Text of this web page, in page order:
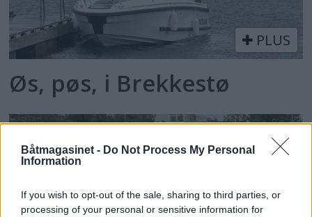
Båtmagasinet - Do Not Process My Personal
Information
If you wish to opt-out of the sale, sharing to third parties, or
processing of your personal or sensitive information for
PLUS
Øs, pøs, i Brekkestø